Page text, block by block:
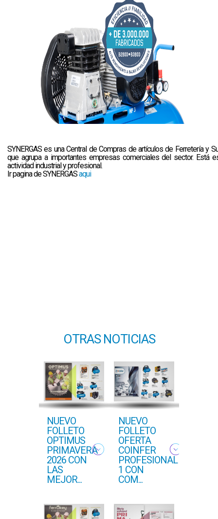
SYNERGAS es una Central de Compras de artículos de Ferretería y
que agrupa a importantes empresas comerciales del sector. Está
actividad industrial y profesional.
Ir pagina de SYNERGASaqui
OTRAS NOTICIAS
NUEVO
FOLLETO
OPTIMUS
PRIMAVERA
2026 CON
LAS
MEJOR...
NUEVO
FOLLETO
OFERTA
COINFER
PROFESIONAL
1 CON
COM...